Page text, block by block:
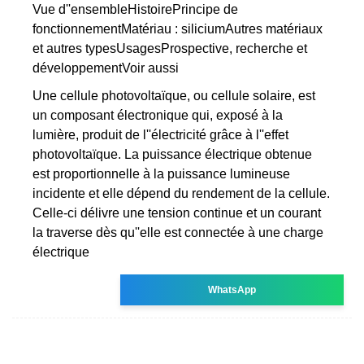
Vue d''ensembleHistoirePrincipe de
fonctionnementMatériau : siliciumAutres matériaux
et autres typesUsagesProspective, recherche et
développementVoir aussi
Une cellule photovoltaïque, ou cellule solaire, est
un composant électronique qui, exposé à la
lumière, produit de l''électricité grâce à l''effet
photovoltaïque. La puissance électrique obtenue
est proportionnelle à la puissance lumineuse
incidente et elle dépend du rendement de la cellule.
Celle-ci délivre une tension continue et un courant
la traverse dès qu''elle est connectée à une charge
électrique
WhatsApp